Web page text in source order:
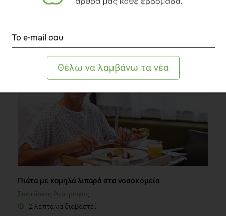
5 λεπτά να διαβαστεί
Πιάτα με χαμηλά λιπαρά στα νοσοκομεία
Συστάσεις Διατροφής
2 λεπτά να διαβαστεί